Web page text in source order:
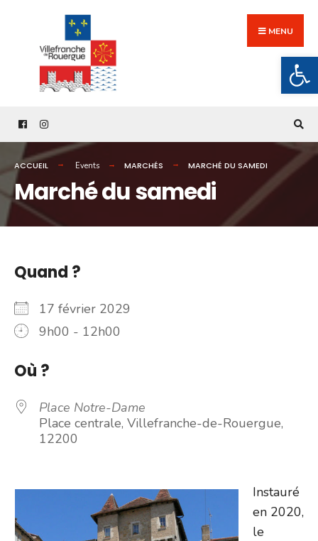
content
MENU
ACCUEIL Events MARCHÉS MARCHÉ DU SAMEDI
Marché du samedi
Quand ?
17 février 2029
9h00 - 12h00
Où ?
Place Notre-Dame
Place centrale, Villefranche-de-Rouergue,
12200
Instauré
en 2020,
le